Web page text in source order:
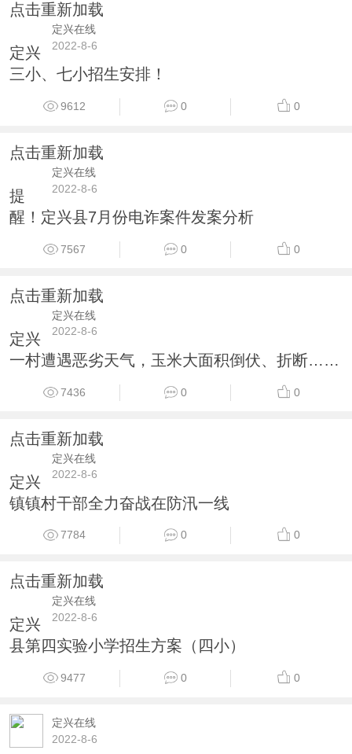
点击重新加载
定兴在线
2022-8-6
定兴
三小、七小招生安排！
9612 0 0
点击重新加载
定兴在线
2022-8-6
提
醒！定兴县7月份电诈案件发案分析
7567 0 0
点击重新加载
定兴在线
2022-8-6
定兴
一村遭遇恶劣天气，玉米大面积倒伏、折断……
7436 0 0
点击重新加载
定兴在线
2022-8-6
定兴
镇镇村干部全力奋战在防汛一线
7784 0 0
点击重新加载
定兴在线
2022-8-6
定兴
县第四实验小学招生方案（四小）
9477 0 0
定兴在线
2022-8-6